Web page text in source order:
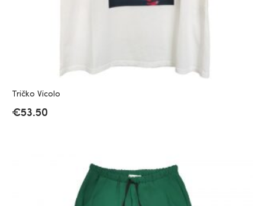
Tričko Vicolo
€53.50